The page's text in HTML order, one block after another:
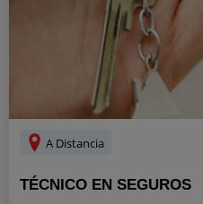
A Distancia
TÉCNICO EN SEGUROS